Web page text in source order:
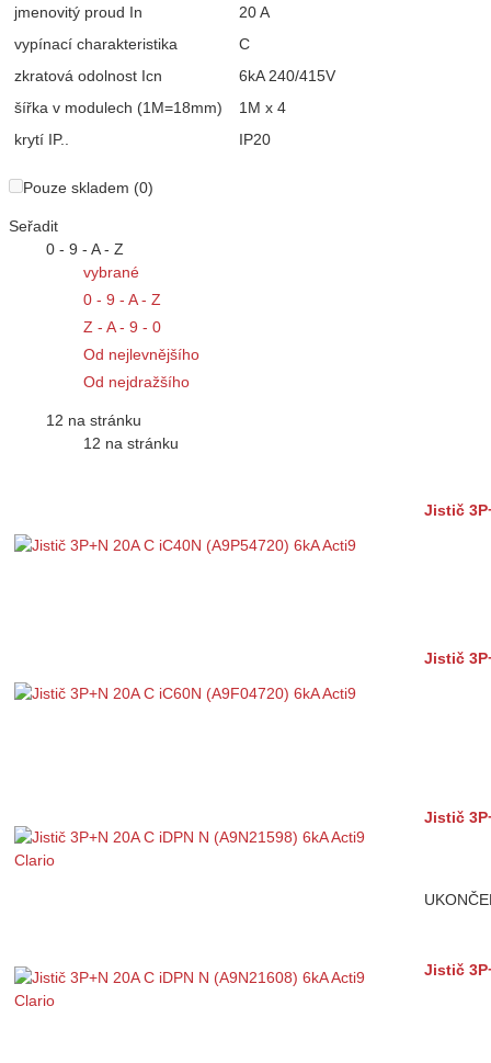
jmenovitý proud In
20 A
vypínací charakteristika
C
zkratová odolnost Icn
6kA 240/415V
šířka v modulech (1M=18mm)
1M x 4
krytí IP..
IP20
Pouze skladem (0)
Seřadit
0 - 9 - A - Z
vybrané
0 - 9 - A - Z
Z - A - 9 - 0
Od nejlevnějšího
Od nejdražšího
12 na stránku
12 na stránku
Jistič
Jistič
Jistič
Jistič